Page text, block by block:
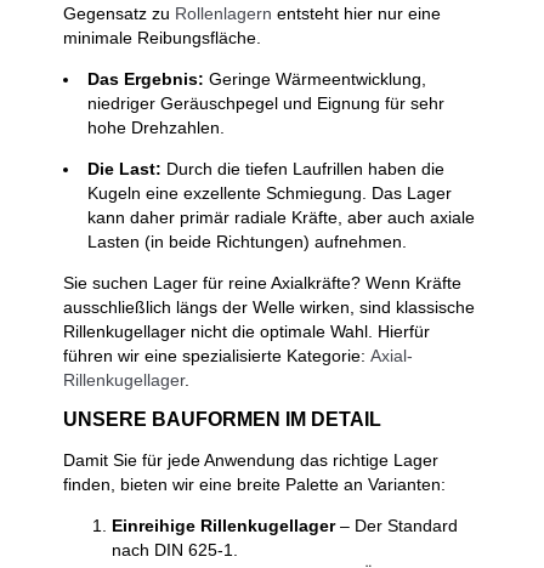
Gegensatz zu Rollenlagern entsteht hier nur eine
minimale Reibungsfläche.
Das Ergebnis: Geringe Wärmeentwicklung,
niedriger Geräuschpegel und Eignung für sehr
hohe Drehzahlen.
Die Last: Durch die tiefen Laufrillen haben die
Kugeln eine exzellente Schmiegung. Das Lager
kann daher primär radiale Kräfte, aber auch axiale
Lasten (in beide Richtungen) aufnehmen.
Sie suchen Lager für reine Axialkräfte? Wenn Kräfte
ausschließlich längs der Welle wirken, sind klassische
Rillenkugellager nicht die optimale Wahl. Hierfür
führen wir eine spezialisierte Kategorie: Axial-
Rillenkugellager.
UNSERE BAUFORMEN IM DETAIL
Damit Sie für jede Anwendung das richtige Lager
finden, bieten wir eine breite Palette an Varianten:
Einreihige Rillenkugellager– Der Standard
nach DIN 625-1.